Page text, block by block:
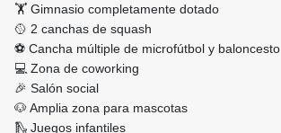
🏋️ Gimnasio completamente dotado
🥎 2 canchas de squash
⚽ Cancha múltiple de microfútbol y baloncesto
💻 Zona de coworking
🎉 Salón social
🐶 Amplia zona para mascotas
🛝 Juegos infantiles